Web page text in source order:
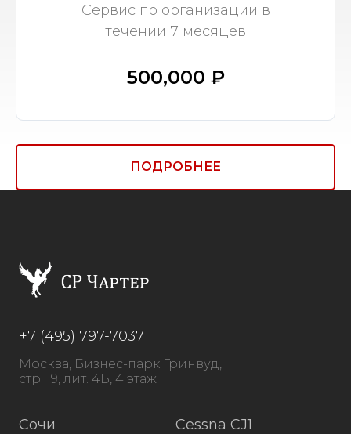
Сервис по организации в
течении 7 месяцев
500,000 ₽
ПОДРОБНЕЕ
+7 (495) 797-7037
Москва, Бизнес-парк Гринвуд,
стр. 19, лит. 4Б, 4 этаж
Сочи
Cessna CJ1